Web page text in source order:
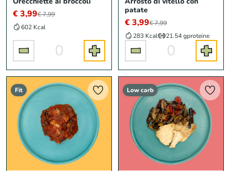
€ 3,99€ 7,99
602 Kcal
0
patate
€ 3,99€ 7,99
283 Kcal
21.54 gproteine
0
Fit Low carb